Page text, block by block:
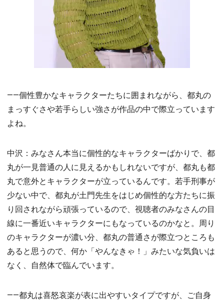
――個性豊かなキャラクターたちに囲まれながら、都丸の
まっすぐさや若手らしい強さが作品の中で際立っています
よね。
中沢：みなさん本当に個性的なキャラクターばかりで、都
丸が一見普通の人に見えるかもしれないですが、都丸も都
丸で意外とキャラクターが立っているんです。若手刑事が
少ない中で、都丸が土門先生をはじめ個性的な方たちに振
り回されながら頑張っているので、視聴者のみなさんの目
線に一番近いキャラクターにもなっているのかなと。周り
のキャラクターが濃い分、都丸の普通さが際立つところも
あると思うので、何か「やんなきゃ！」みたいな気負いは
なく、自然体で臨んでいます。
――都丸は喜怒哀楽が表に出やすいタイプですが、ご自身